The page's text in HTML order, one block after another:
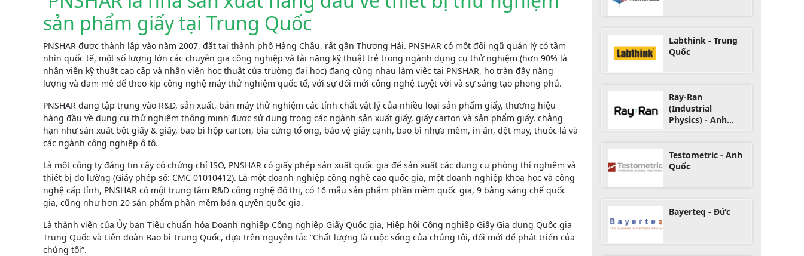
sản phẩm giấy tại Trung Quốc
PNSHAR được thành lập vào năm 2007, đặt tại thành phố Hàng Châu, rất gần Thượng Hải. PNSHAR có một đội ngũ quản lý có tầm
nhìn quốc tế, một số lượng lớn các chuyên gia công nghiệp và tài năng kỹ thuật trẻ trong ngành dụng cụ thử nghiệm (hơn 90% là
nhân viên kỹ thuật cao cấp và nhân viên học thuật của trường đại học) đang cùng nhau làm việc tại PNSHAR, họ tràn đầy năng
lượng và đam mê để theo kịp công nghệ máy thử nghiệm quốc tế, với sự đổi mới công nghệ tuyệt vời và sự sáng tạo phong phú.
PNSHAR đang tập trung vào R&D, sản xuất, bán máy thử nghiệm các tính chất vật lý của nhiều loại sản phẩm giấy, thương hiệu
hàng đầu về dụng cụ thử nghiệm thông minh được sử dụng trong các ngành sản xuất giấy, giấy carton và sản phẩm giấy, chẳng
hạn như sản xuất bột giấy & giấy, bao bì hộp carton, bìa cứng tổ ong, bảo vệ giấy cạnh, bao bì nhựa mềm, in ấn, dệt may, thuốc lá và
các ngành công nghiệp ô tô.
Là một công ty đáng tin cậy có chứng chỉ ISO, PNSHAR có giấy phép sản xuất quốc gia để sản xuất các dụng cụ phòng thí nghiệm và
thiết bị đo lường (Giấy phép số: CMC 01010412). Là một doanh nghiệp công nghệ cao quốc gia, một doanh nghiệp khoa học và công
nghệ cấp tỉnh, PNSHAR có một trung tâm R&D công nghệ đô thị, có 16 mẫu sản phẩm phần mềm quốc gia, 9 bằng sáng chế quốc
gia, cũng như hơn 20 sản phẩm phần mềm bản quyền quốc gia.
Là thành viên của Ủy ban Tiêu chuẩn hóa Doanh nghiệp Công nghiệp Giấy Quốc gia, Hiệp hội Công nghiệp Giấy Gia dụng Quốc gia
Trung Quốc và Liên đoàn Bao bì Trung Quốc, dựa trên nguyên tắc “Chất lượng là cuộc sống của chúng tôi, đổi mới để phát triển của
chúng tôi”.
Labthink - Trung
Quốc
Ray-Ran
(Industrial
Physics) - Anh
Testometric - Anh
Quốc
Bayerteq - Đức